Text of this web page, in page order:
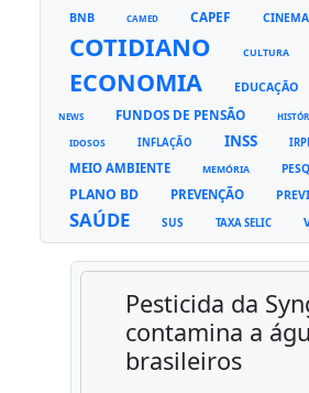
BNB CAMED CAPEF CINEMA
COTIDIANO CULTURA
ECONOMIA EDUCAÇÃO
NEWS FUNDOS DE PENSÃO
IDOSOS INFLAÇÃO INSS
MEIO AMBIENTE MEMÓRIA
PLANO BD PREVENÇÃO
SAÚDE SUS TAXA SELIC
Pesticida da
contamina a
brasileiros